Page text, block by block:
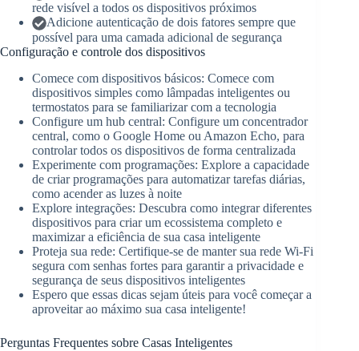
rede visível a todos os dispositivos próximos
Adicione autenticação de dois fatores sempre que
possível para uma camada adicional de segurança
Configuração e controle dos dispositivos
Comece com dispositivos básicos: Comece com
dispositivos simples como lâmpadas inteligentes ou
termostatos para se familiarizar com a tecnologia
Configure um hub central: Configure um concentrador
central, como o Google Home ou Amazon Echo, para
controlar todos os dispositivos de forma centralizada
Experimente com programações: Explore a capacidade
de criar programações para automatizar tarefas diárias,
como acender as luzes à noite
Explore integrações: Descubra como integrar diferentes
dispositivos para criar um ecossistema completo e
maximizar a eficiência de sua casa inteligente
Proteja sua rede: Certifique-se de manter sua rede Wi-Fi
segura com senhas fortes para garantir a privacidade e
segurança de seus dispositivos inteligentes
Espero que essas dicas sejam úteis para você começar a
aproveitar ao máximo sua casa inteligente!
Perguntas Frequentes sobre Casas Inteligentes